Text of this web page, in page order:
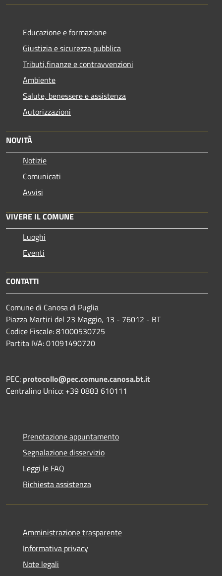
Educazione e formazione
Giustizia e sicurezza pubblica
Tributi,finanze e contravvenzioni
Ambiente
Salute, benessere e assistenza
Autorizzazioni
NOVITÀ
Notizie
Comunicati
Avvisi
VIVERE IL COMUNE
Luoghi
Eventi
CONTATTI
Comune di Canosa di Puglia
Piazza Martiri del 23 Maggio, 13 - 76012 - BT
Codice Fiscale: 81000530725
Partita IVA: 01091490720
PEC: protocollo@pec.comune.canosa.bt.it
Centralino Unico: +39 0883 610111
Prenotazione appuntamento
Segnalazione disservizio
Leggi le FAQ
Richiesta assistenza
Amministrazione trasparente
Informativa privacy
Note legali